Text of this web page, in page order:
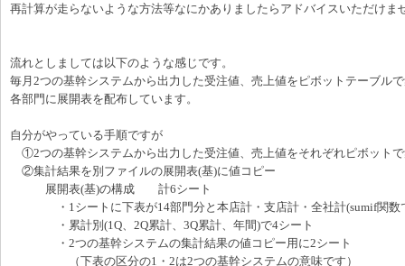
再計算が走らないような方法等なにかありましたらアドバイスいただけま
流れとしましては以下のような感じです。
毎月2つの基幹システムから出力した受注値、売上値をピボットテーブル
各部門に展開表を配布しています。
自分がやっている手順ですが
①2つの基幹システムから出力した受注値、売上値をそれぞれピボット
②集計結果を別ファイルの展開表(基)に値コピー
展開表(基)の構成 計6シート
・1シートに下表が14部門分と本店計・支店計・全社計(sumif関数
・累計別(1Q、2Q累計、3Q累計、年間)で4シート
・2つの基幹システムの集計結果の値コピー用に2シート
（下表の区分の1・2は2つの基幹システムの意味です）